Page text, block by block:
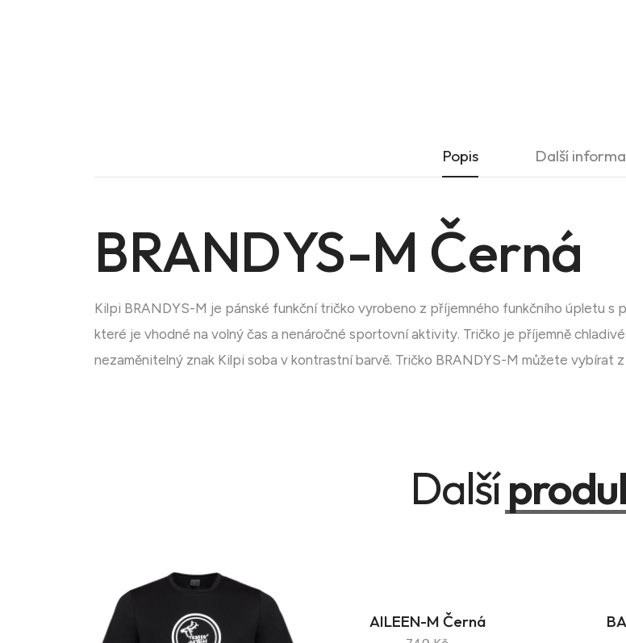
Popis Další
BRANDYS-M Černá
Kilpi BRANDYS-M je pánské funkční tričko vyrobeno z příjemného funkčního úpletu s
které je vhodné na volný čas a nenáročné sportovní aktivity. Tričko je příjemně
nezaměnitelný znak Kilpi soba v kontrastní barvě. Tričko BRANDYS-M můžete vybírat
Další
AILEEN-M Černá